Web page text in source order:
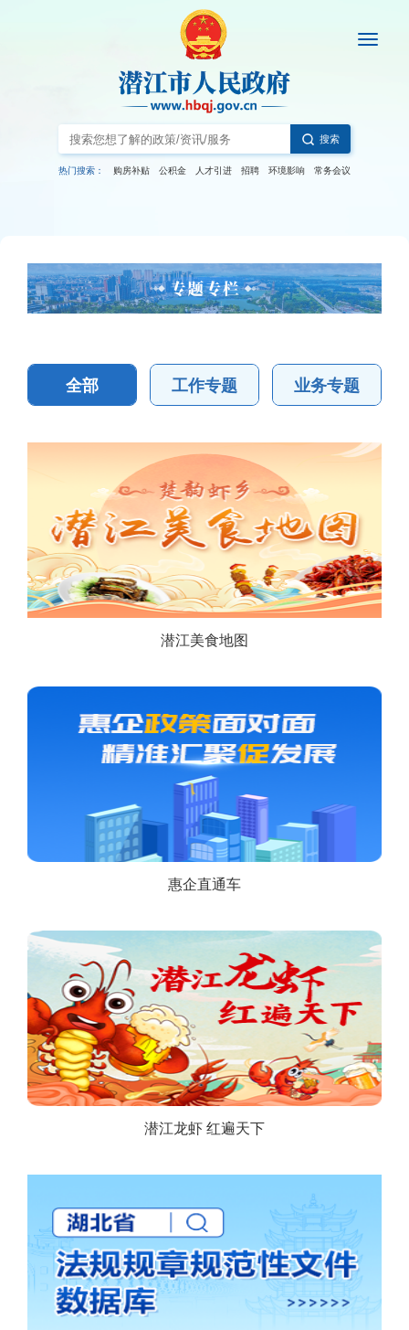
搜索
热门搜索： 购房补贴 公积金 人才引进 招聘 环境影响 常务会议
全部 工作专题 业务专题
潜江美食地图
惠企直通车
潜江龙虾 红遍天下